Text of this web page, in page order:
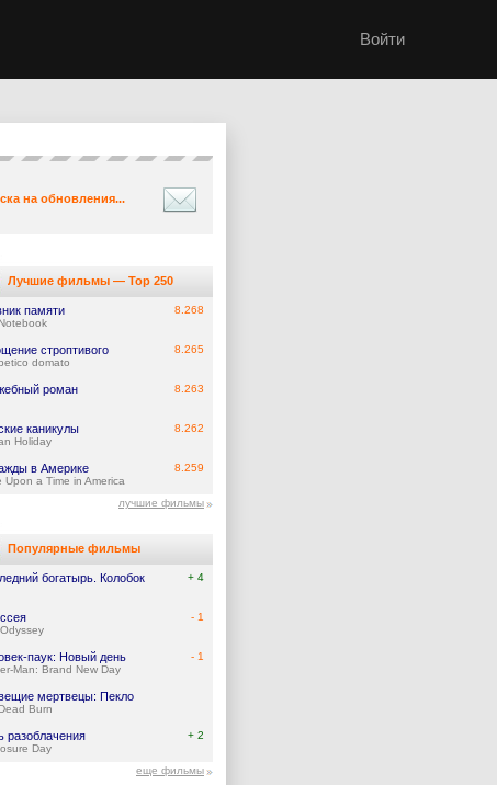
Войти
на обновления...
Лучшие фильмы — Top 250
памяти 8.268
строптивого
domato
8.265
роман 8.263
каникулы
Holiday
8.262
в Америке
Upon a Time in America
8.259
лучшие фильмы
Популярные фильмы
богатырь. Колобок + 4
- 1
паук: Новый день
Man: Brand New Day
- 1
мертвецы: Пекло
Burn
разоблачения
Day
+ 2
еще фильмы